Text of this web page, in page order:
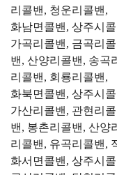
리콜밴, 청운리콜밴,
화남면콜밴, 상주시
가곡리콜밴, 금곡리
밴, 산양리콜밴, 송곡
리콜밴, 회룡리콜밴,
화북면콜밴, 상주시
가산리콜밴, 관현리
밴, 봉촌리콜밴, 산양
리콜밴, 유곡리콜밴,
화서면콜밴, 상주시